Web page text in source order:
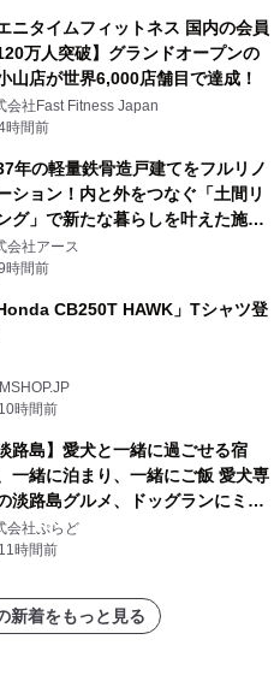
エニタイムフィットネス 国内の会員
万人突破】グランドオープンの
山店が世界6,000店舗目で達成！
会社Fast Fitness Japan
時間前
年の軽量鉄骨造戸建てをフルリノ
ション！内と外をつなぐ「土間リ
グ」で新たな暮らしを叶えた施工
を株式会社アースが公開
会社アース
時間前
Honda CB250T HAWK」Tシャツ登
時間前
淡路島】愛犬と一緒に過ごせる宿
一緒に泊まり、一緒にご飯 愛犬専
淡路島グルメ、ドッグランにミニ
ル グランピングとトレーラーハウ
2施設で
会社ぷらど
時間前
新着をもっと見る